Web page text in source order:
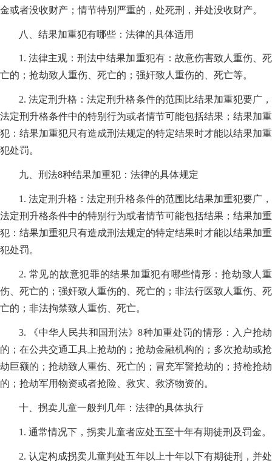
金或者没收财产；情节特别严重的，处死刑，并处没收财产。
八、结果加重犯有哪些：法律的具体适用
1. 法律主观：刑法中结果加重犯有：故意伤害致人重伤、死
亡的；抢劫致人重伤、死亡的；强奸致人重伤的、死亡等。
2. 法定刑升格：法定刑升格条件的范围比结果加重犯要广，
法定刑升格条件中的特别行为或者情节可能包括结果；结果加重
犯：结果加重犯只有造成刑法规定的特定结果时才能以结果加重
犯处罚。
九、刑法8种结果加重犯：法律的具体规定
1. 法定刑升格：法定刑升格条件的范围比结果加重犯要广，
法定刑升格条件中的特别行为或者情节可能包括结果；结果加重
犯：结果加重犯只有造成刑法规定的特定结果时才能以结果加重
犯处罚。
2. 常见的故意犯罪的结果加重犯有哪些情形：抢劫致人重
伤、死亡的；强奸致人重伤的、死亡的；非法行医致人重伤、死
亡的；非法拘禁致人重伤、死亡。
3. 《中华人民共和国刑法》8种加重处罚的情形：入户抢劫
的；在公共交通工具上抢劫的；抢劫金融机构的；多次抢劫或抢
劫巨额的；抢劫致人重伤、死亡的；冒充军警抢劫的；持枪抢劫
的；抢劫军用物资或者抢险、救灾、救济物资的。
十、拐卖儿童一般判几年：法律的具体执行
1. 通常情况下，拐卖儿童者应处五至十年有期徒刑及罚金。
2. 认定构成拐卖儿童判处五年以上十年以下有期徒刑，并处